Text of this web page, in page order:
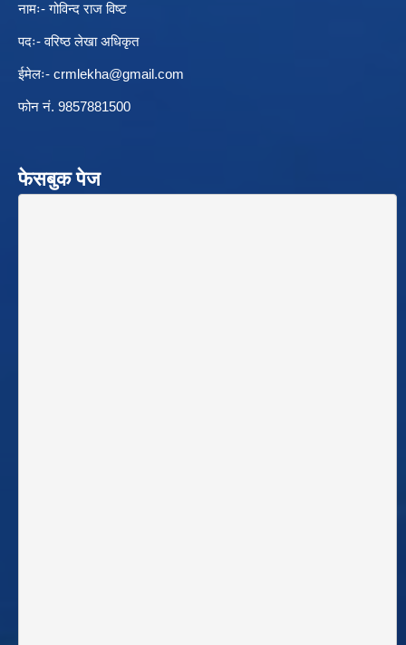
नामः- गोविन्द राज विष्ट
पदः- वरिष्ठ लेखा अधिकृत
ईमेलः- crmlekha@gmail.com
फोन नं. 9857881500
फेसबुक पेज